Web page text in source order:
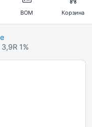
BOM Корзина
1%